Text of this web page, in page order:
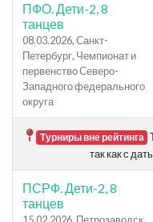
ПФО. Дети-2, 8
танцев
08.03.2026, Санкт-
Петербург, Чемпионат и
первенство Северо-
Западного федерального
округа
Турниры вне рейтинга
так как с
ПСРФ. Дети-2, 8
танцев